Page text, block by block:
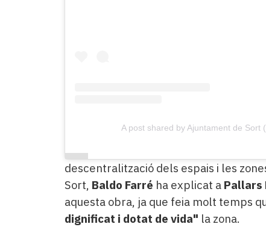
A post shared by Ajuntament de Sort
descentralització dels espais i les
Sort, Baldo Farré ha explicat a Pallars
aquesta obra, ja que feia molt temps
dignificat i dotat de vida" la zona.